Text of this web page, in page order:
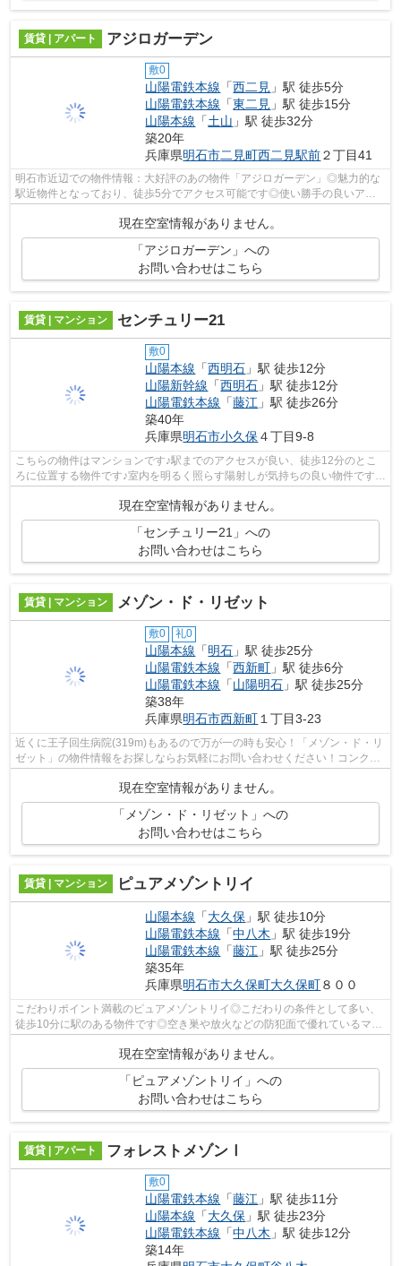
賃貸 | アパート アジロガーデン
敷0
山陽電鉄本線 「西二見 」駅 徒歩5分
山陽電鉄本線 「東二見 」駅 徒歩15分
山陽本線 「土山 」駅 徒歩32分
築20年
兵庫県明石市二見町西二見駅前２丁目41
明石市近辺での物件情報：大好評のあの物件「アジロガーデン」◎魅力的な
駅近物件となっており、徒歩5分でアクセス可能です◎使い勝手の良いアパ
現在空室情報がありません。
「アジロガーデン」への
お問い合わせはこちら
賃貸 | マンション センチュリー21
敷0
山陽本線 「西明石 」駅 徒歩12分
山陽新幹線 「西明石 」駅 徒歩12分
山陽電鉄本線 「藤江 」駅 徒歩26分
築40年
兵庫県明石市小久保４丁目9-8
こちらの物件はマンションです♪駅までのアクセスが良い、徒歩12分のとこ
ろに位置する物件です♪室内を明るく照らす陽射しが気持ちの良い物件です♪
現在空室情報がありません。
「センチュリー21」への
お問い合わせはこちら
賃貸 | マンション メゾン・ド・リゼット
敷0 礼0
山陽本線 「明石 」駅 徒歩25分
山陽電鉄本線 「西新町 」駅 徒歩6分
山陽電鉄本線 「山陽明石 」駅 徒歩25分
築38年
兵庫県明石市西新町 １丁目3-23
近くに王子回生病院(319m)もあるので万が一の時も安心！「メゾン・ド・リ
ゼット」の物件情報をお探しならお気軽にお問い合わせください！コンクリ
ート躯体で隙間がなく、気密性や断熱...
現在空室情報がありません。
「メゾン・ド・リゼット」への
お問い合わせはこちら
賃貸 | マンション ピュアメゾントリイ
山陽本線 「大久保 」駅 徒歩10分
山陽電鉄本線 「中八木 」駅 徒歩19分
山陽電鉄本線 「藤江 」駅 徒歩25分
築35年
兵庫県明石市大久保町大久保町８００
こだわりポイント満載のピュアメゾントリイ◎こだわりの条件として多い、
徒歩10分に駅のある物件です◎空き巣や放火などの防犯面で優れているマン
現在空室情報がありません。
「ピュアメゾントリイ」への
お問い合わせはこちら
賃貸 | アパート フォレストメゾンⅠ
敷0
山陽電鉄本線 「藤江 」駅 徒歩11分
山陽本線 「大久保 」駅 徒歩23分
山陽電鉄本線 「中八木 」駅 徒歩12分
築14年